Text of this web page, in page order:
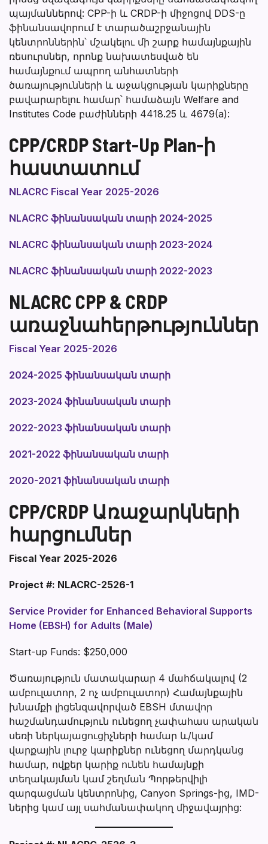
պայմաններով: CPP-ի և CRDP-ի միջոցով DDS-ը
ֆինանսավորում է տարածաշրջանային
կենտրոններին՝ մշակելու մի շարք համայնքային
ռեսուրսներ, որոնք նախատեսված են
համայնքում ապրող անհատների
ծառայությունների և աջակցության կարիքները
բավարարելու համար՝ համաձայն Welfare and
Institutes Code բաժինների 4418.25 և 4679(a):
CPP/CRDP Start-Up Plan-ի
հաստատում
NLACRC Fiscal Year 2025-2026
NLACRC ֆինանսական տարի 2024-2025
NLACRC ֆինանսական տարի 2023-2024
NLACRC ֆինանսական տարի 2022-2023
NLACRC CPP & CRDP
առաջնահերթություններ
Fiscal Year 2025-2026
2024-2025 ֆինանսական տարի
2023-2024 ֆինանսական տարի
2022-2023 ֆինանսական տարի
2021-2022 ֆինանսական տարի
2020-2021 ֆինանսական տարի
CPP/CRDP Առաջարկների
հարցումներ
Fiscal Year 2025-2026
Project #: NLACRC-2526-1
Service Provider for Enhanced Behavioral Supports
Home (EBSH) for Adults (Male)
Start-up Funds: $250,000
Ծառայություն մատակարար 4 մահճակալով (2
ամբուլատոր, 2 ոչ ամբուլատոր) Համայնքային
խնամքի լիցենզավորված EBSH մտավոր
հաշմանդամություն ունեցող չափահաս արական
սեռի ներկայացուցիչների համար և/կամ
վարքային լուրջ կարիքներ ունեցող մարդկանց
համար, ովքեր կարիք ունեն համայնքի
տեղակայման կամ շեղման Պորթերվիլի
զարգացման կենտրոնից, Canyon Springs-ից, IMD-
ներից կամ այլ սահմանափակող միջավայրից: